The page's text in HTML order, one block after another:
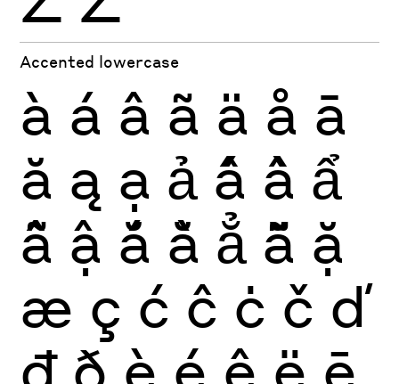
Accented lowercase
à á â ã ä å ā
ă ą ạ ả ấ ầ ẩ
ẫ ậ ắ ằ ẳ ẵ ặ
æ ç ć ĉ ċ č ď
đ ð è é ê ë ē